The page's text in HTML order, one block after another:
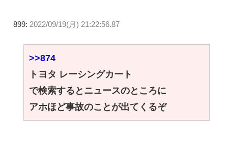
899: 2022/09/19(月) 21:22:56.87
>>874
トヨタ レーシングカート
で検索するとニュースのところに
アホほど事故のことが出てくるぞ